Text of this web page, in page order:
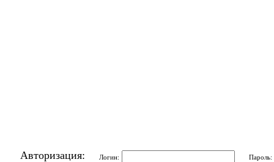
Авторизация: Логин: Пароль: